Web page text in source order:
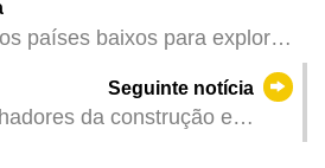
países baixos para explorar
1+4】 IPIM aproveita a
Global CEO Summit para
Seguinte notícia
da construção e